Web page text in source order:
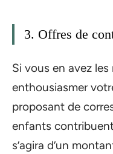
3. Offres de
Si vous en avez
enthousiasmer
proposant de
enfants
s’agira d’un